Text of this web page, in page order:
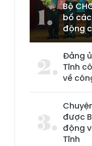
Bộ
bố
động
Đảng
Tĩnh
về
được
động
Tĩnh